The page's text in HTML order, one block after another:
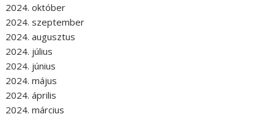
2024. október
2024. szeptember
2024. augusztus
2024. július
2024. június
2024. május
2024. április
2024. március